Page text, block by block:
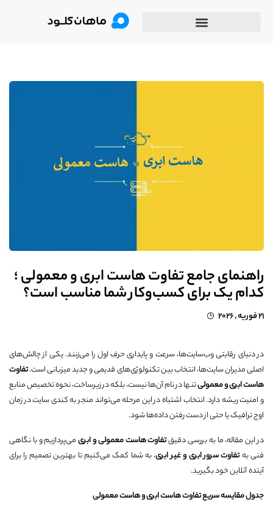
راهنمای جامع تفاوت هاست ابری و معمولی ؛
کدام یک برای کسب‌وکار شما مناسب است؟
21 فوریه , 2026
در دنیای رقابتی وب‌سایت‌ها، سرعت و پایداری حرف اول را می‌زنند. یکی از چالش‌های
اصلی مدیران سایت‌ها، انتخاب بین تکنولوژی‌های قدیمی و جدید میزبانی است.تفاوت
هاست ابری و معمولیتنها در نام آن‌ها نیست، بلکه در زیرساخت، نحوه تخصیص منابع
و امنیت ریشه دارد. انتخاب اشتباه در این مرحله می‌تواند منجر به کندی سایت در زمان
اوج ترافیک یا حتی از دست رفتن داده‌ها شود.
در این مقاله، ما به بررسی دقیقتفاوت هاست معمولی و ابریمی‌پردازیم و با نگاهی
فنی بهتفاوت سرور ابری و غیر ابری، به شما کمک می‌کنیم تا بهترین تصمیم را برای
آینده آنلاین خود بگیرید.
جدول مقایسه سریع تفاوت هاست ابری و هاست معمولی